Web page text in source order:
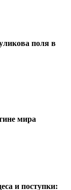
поля в
мира
и поступки: